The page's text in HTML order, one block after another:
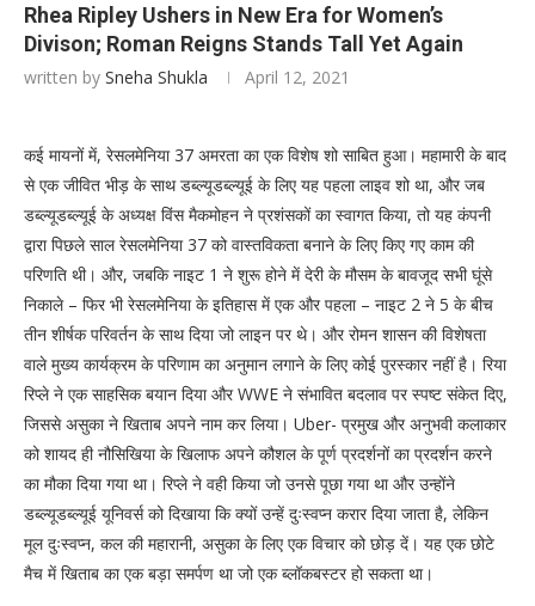
Rhea Ripley Ushers in New Era for Women’s
Divison; Roman Reigns Stands Tall Yet Again
written by Sneha Shukla April 12, 2021
कई मायनों में, रेसलमेनिया 37 अमरता का एक विशेष शो साबित हुआ। महामारी के बाद
से एक जीवित भीड़ के साथ डब्ल्यूडब्ल्यूई के लिए यह पहला लाइव शो था, और जब
डब्ल्यूडब्ल्यूई के अध्यक्ष विंस मैकमोहन ने प्रशंसकों का स्वागत किया, तो यह कंपनी
द्वारा पिछले साल रेसलमेनिया 37 को वास्तविकता बनाने के लिए किए गए काम की
परिणति थी। और, जबकि नाइट 1 ने शुरू होने में देरी के मौसम के बावजूद सभी घूंसे
निकाले – फिर भी रेसलमेनिया के इतिहास में एक और पहला – नाइट 2 ने 5 के बीच
तीन शीर्षक परिवर्तन के साथ दिया जो लाइन पर थे। और रोमन शासन की विशेषता
वाले मुख्य कार्यक्रम के परिणाम का अनुमान लगाने के लिए कोई पुरस्कार नहीं है। रिया
रिप्ले ने एक साहसिक बयान दिया और WWE ने संभावित बदलाव पर स्पष्ट संकेत दिए,
जिससे असुका ने खिताब अपने नाम कर लिया। Uber- प्रमुख और अनुभवी कलाकार
को शायद ही नौसिखिया के खिलाफ अपने कौशल के पूर्ण प्रदर्शनों का प्रदर्शन करने
का मौका दिया गया था। रिप्ले ने वही किया जो उनसे पूछा गया था और उन्होंने
डब्ल्यूडब्ल्यूई यूनिवर्स को दिखाया कि क्यों उन्हें दुःस्वप्न करार दिया जाता है, लेकिन
मूल दुःस्वप्न, कल की महारानी, ​​असुका के लिए एक विचार को छोड़ दें। यह एक छोटे
मैच में खिताब का एक बड़ा समर्पण था जो एक ब्लॉकबस्टर हो सकता था।